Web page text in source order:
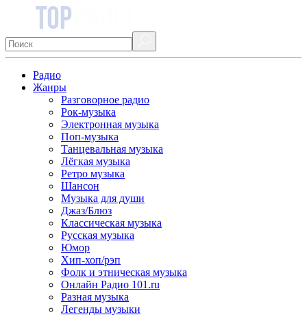
Радио
Жанры
Разговорное радио
Рок-музыка
Электронная музыка
Поп-музыка
Танцевальная музыка
Лёгкая музыка
Ретро музыка
Шансон
Музыка для души
Джаз/Блюз
Классическая музыка
Русская музыка
Юмор
Хип-хоп/рэп
Фолк и этническая музыка
Онлайн Радио 101.ru
Разная музыка
Легенды музыки